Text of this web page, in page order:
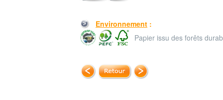
Environnement :
Papier issu des forêts